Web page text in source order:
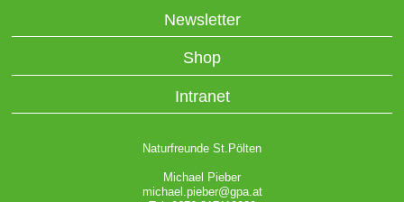
Newsletter
Shop
Intranet
Naturfreunde St.Pölten
Michael Pieber
michael.pieber@gpa.at